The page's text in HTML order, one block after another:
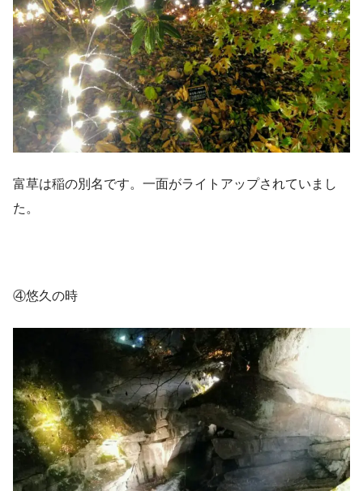
富草は稲の別名です。一面がライトアップされていまし
た。
④悠久の時